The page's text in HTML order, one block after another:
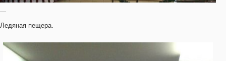
—
Ледяная пещера.